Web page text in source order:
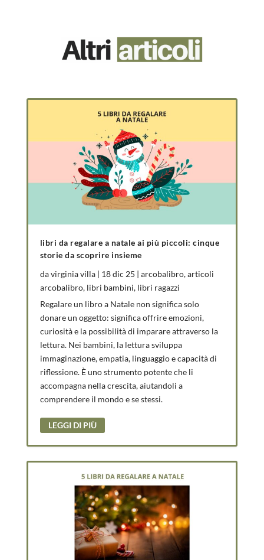
libri da regalare a natale ai più piccoli: cinque
storie da scoprire insieme
davirginia villa| 18 dic 25 | arcobalibro,articoli
arcobalibro, libri bambini, libri ragazzi
Regalare un libro a Natale non significa solo
donare un oggetto: significa offrire emozioni,
curiosità e la possibilità di imparare attraverso la
lettura. Nei bambini, la lettura sviluppa
immaginazione, empatia, linguaggio e capacità di
riflessione. È uno strumento potente che li
accompagna nella crescita, aiutandoli a
comprendere il mondo e se stessi.
LEGGI DI PIÙ